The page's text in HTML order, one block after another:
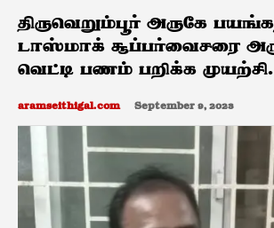
திருவெறும்பூர் அருகே
டாஸ்மாக் சூப்பர்வைசரை
வெட்டி பணம் பறிக்க முயற்சி.
aramseithigal.com September 9, 2023